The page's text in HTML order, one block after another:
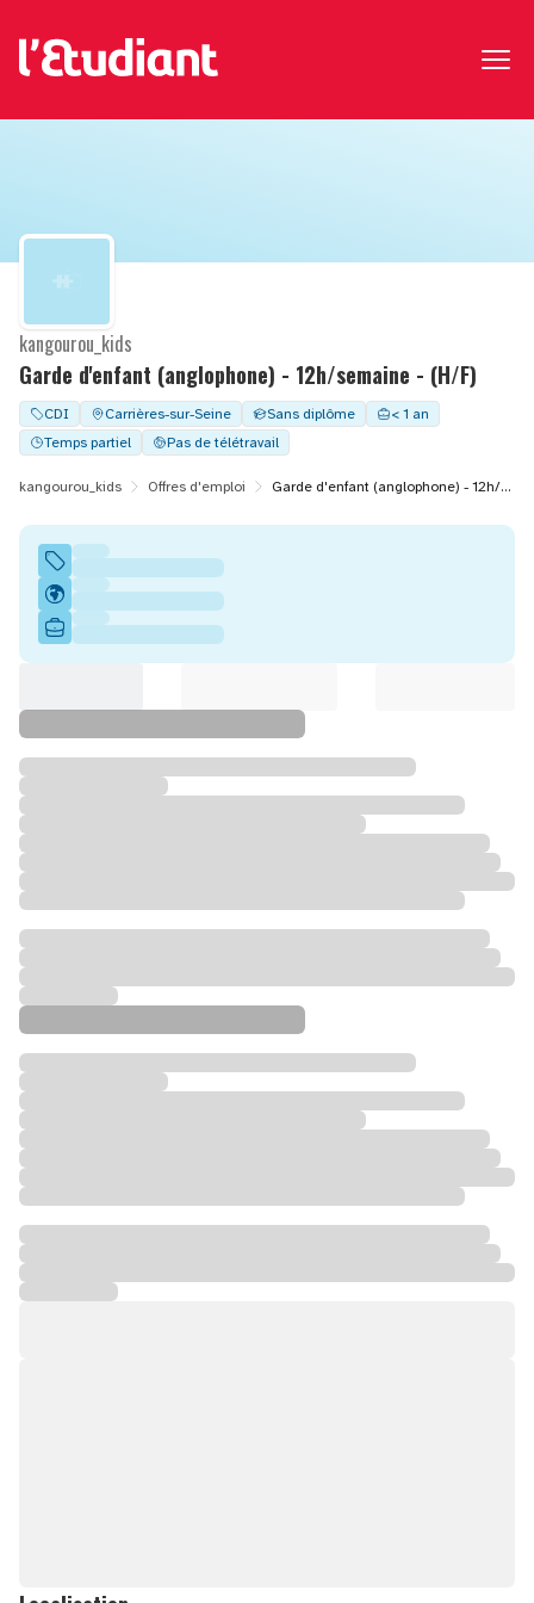
Garde d'enfant (anglophone) - 12h/semaine - (H/F)
kangourou_kids
CDI Carrières-sur-Seine Sans diplôme
< 1 an
Temps partiel
Pas de télétravail
kangourou_kids Offres d'emploi Garde d'enfant (anglophone) - 12h/semaine - (H/F)